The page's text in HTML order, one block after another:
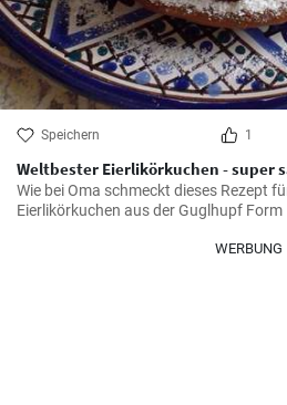
Speichern 1
Weltbester Eierlikörkuchen - super
Wie bei Oma schmeckt dieses Rezept
Eierlikörkuchen aus der Guglhupf Form
WERBUNG